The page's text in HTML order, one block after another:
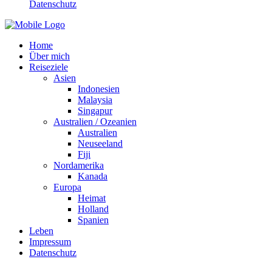
Datenschutz
Home
Über mich
Reiseziele
Asien
Indonesien
Malaysia
Singapur
Australien / Ozeanien
Australien
Neuseeland
Fiji
Nordamerika
Kanada
Europa
Heimat
Holland
Spanien
Leben
Impressum
Datenschutz